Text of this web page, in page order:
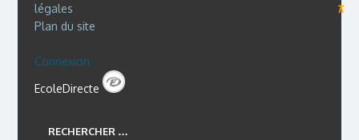
légales
⊼
Plan du site
Connexion
EcoleDirecte
RECHERCHER …